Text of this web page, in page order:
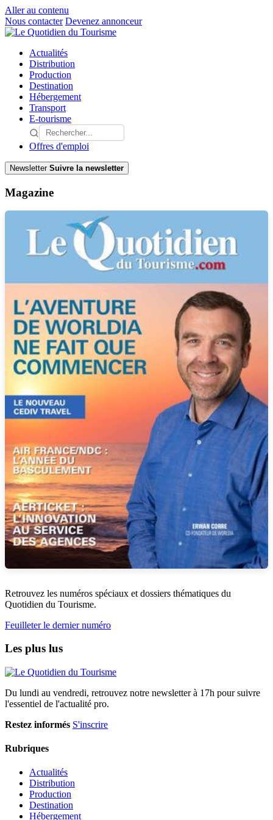
Aller au contenu
Nous contacter Devenez annonceur
Actualités
Distribution
Production
Destination
Hébergement
Transport
E-tourisme
Offres d'emploi
Newsletter Suivre la newsletter
Magazine
Retrouvez les numéros spéciaux et dossiers thématiques du
Quotidien du Tourisme.
Feuilleter le dernier numéro
Les plus lus
Du lundi au vendredi, retrouvez notre newsletter à 17h pour suivre
l'essentiel de l'actualité pro.
Restez informés S'inscrire
Rubriques
Actualités
Distribution
Production
Destination
Hébergement